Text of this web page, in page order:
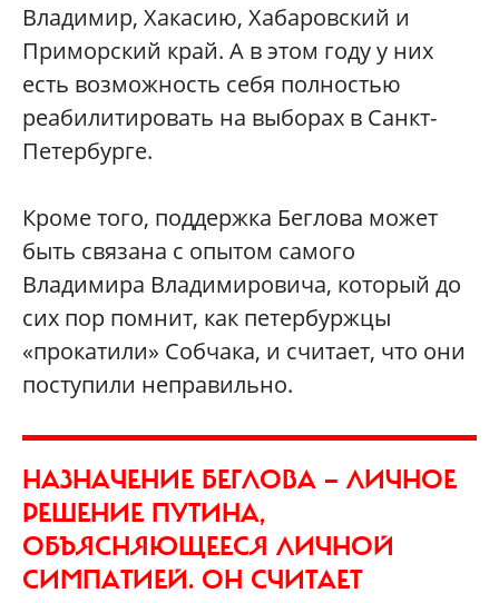
Владимир, Хакасию, Хабаровский и
Приморский край. А в этом году у них
есть возможность себя полностью
реабилитировать на выборах в Санкт-
Петербурге.
Кроме того, поддержка Беглова может
быть связана с опытом самого
Владимира Владимировича, который до
сих пор помнит, как петербуржцы
«прокатили» Собчака, и считает, что они
поступили неправильно.
НАЗНАЧЕНИЕ БЕГЛОВА — ЛИЧНОЕ
РЕШЕНИЕ ПУТИНА,
ОБЪЯСНЯЮЩЕЕСЯ ЛИЧНОЙ
СИМПАТИЕЙ. ОН СЧИТАЕТ